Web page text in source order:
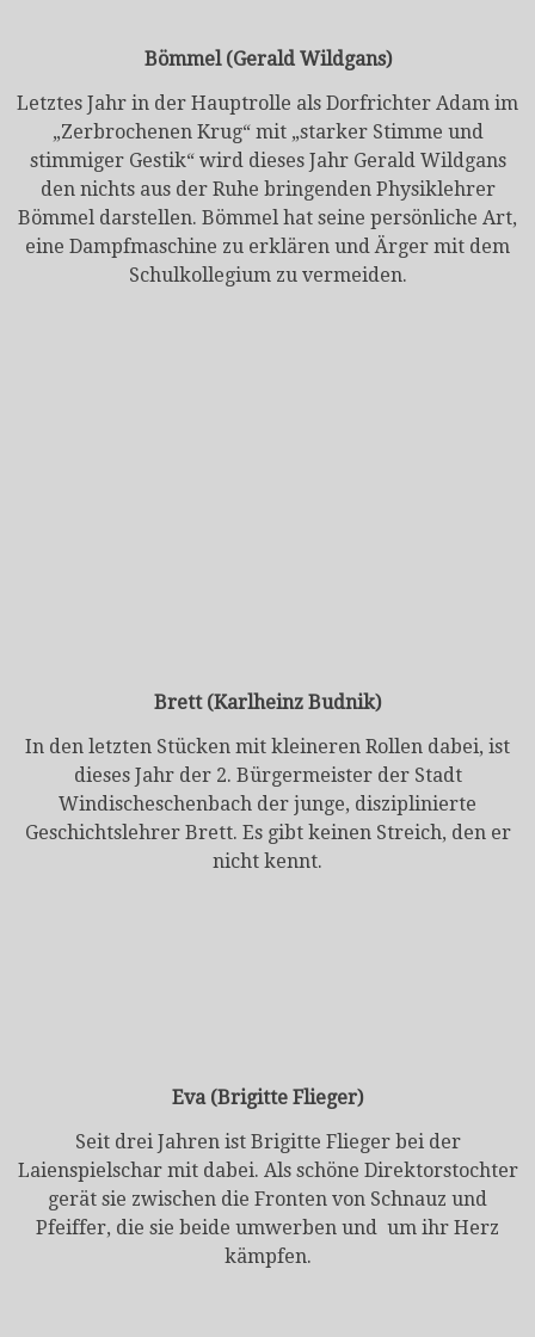
Bömmel (Gerald Wildgans)
Letztes Jahr in der Hauptrolle als Dorfrichter Adam im
„Zerbrochenen Krug“ mit „starker Stimme und
stimmiger Gestik“ wird dieses Jahr Gerald Wildgans
den nichts aus der Ruhe bringenden Physiklehrer
Bömmel darstellen. Bömmel hat seine persönliche Art,
eine Dampfmaschine zu erklären und Ärger mit dem
Schulkollegium zu vermeiden.
Brett (Karlheinz Budnik)
In den letzten Stücken mit kleineren Rollen dabei, ist
dieses Jahr der 2. Bürgermeister der Stadt
Windischeschenbach der junge, disziplinierte
Geschichtslehrer Brett. Es gibt keinen Streich, den er
nicht kennt.
Eva (Brigitte Flieger)
Seit drei Jahren ist Brigitte Flieger bei der
Laienspielschar mit dabei. Als schöne Direktorstochter
gerät sie zwischen die Fronten von Schnauz und
Pfeiffer, die sie beide umwerben und um ihr Herz
kämpfen.